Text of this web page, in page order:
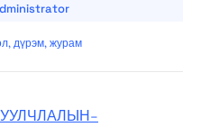
дүрэм, журам